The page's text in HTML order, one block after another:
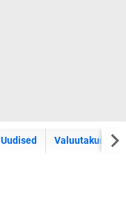
Uudised Valuutakursid